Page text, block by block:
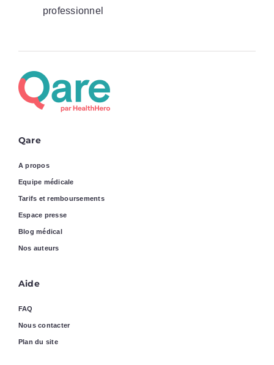
professionnel
Qare
A propos
Equipe médicale
Tarifs et remboursements
Espace presse
Blog médical
Nos auteurs
Aide
FAQ
Nous contacter
Plan du site